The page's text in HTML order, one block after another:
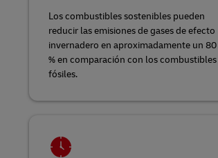
Los combustibles sostenibles pueden
reducir las emisiones de gases de efecto
invernadero en aproximadamente un 80
% en comparación con los combustibles
fósiles.